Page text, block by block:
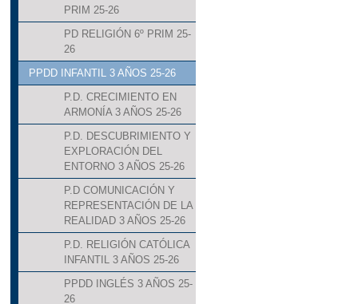
PRIM 25-26
PD RELIGIÓN 6º PRIM 25-
26
PPDD INFANTIL 3 AÑOS 25-26
P.D. CRECIMIENTO EN
ARMONÍA 3 AÑOS 25-26
P.D. DESCUBRIMIENTO Y
EXPLORACIÓN DEL
ENTORNO 3 AÑOS 25-26
P.D COMUNICACIÓN Y
REPRESENTACIÓN DE LA
REALIDAD 3 AÑOS 25-26
P.D. RELIGIÓN CATÓLICA
INFANTIL 3 AÑOS 25-26
PPDD INGLÉS 3 AÑOS 25-
26